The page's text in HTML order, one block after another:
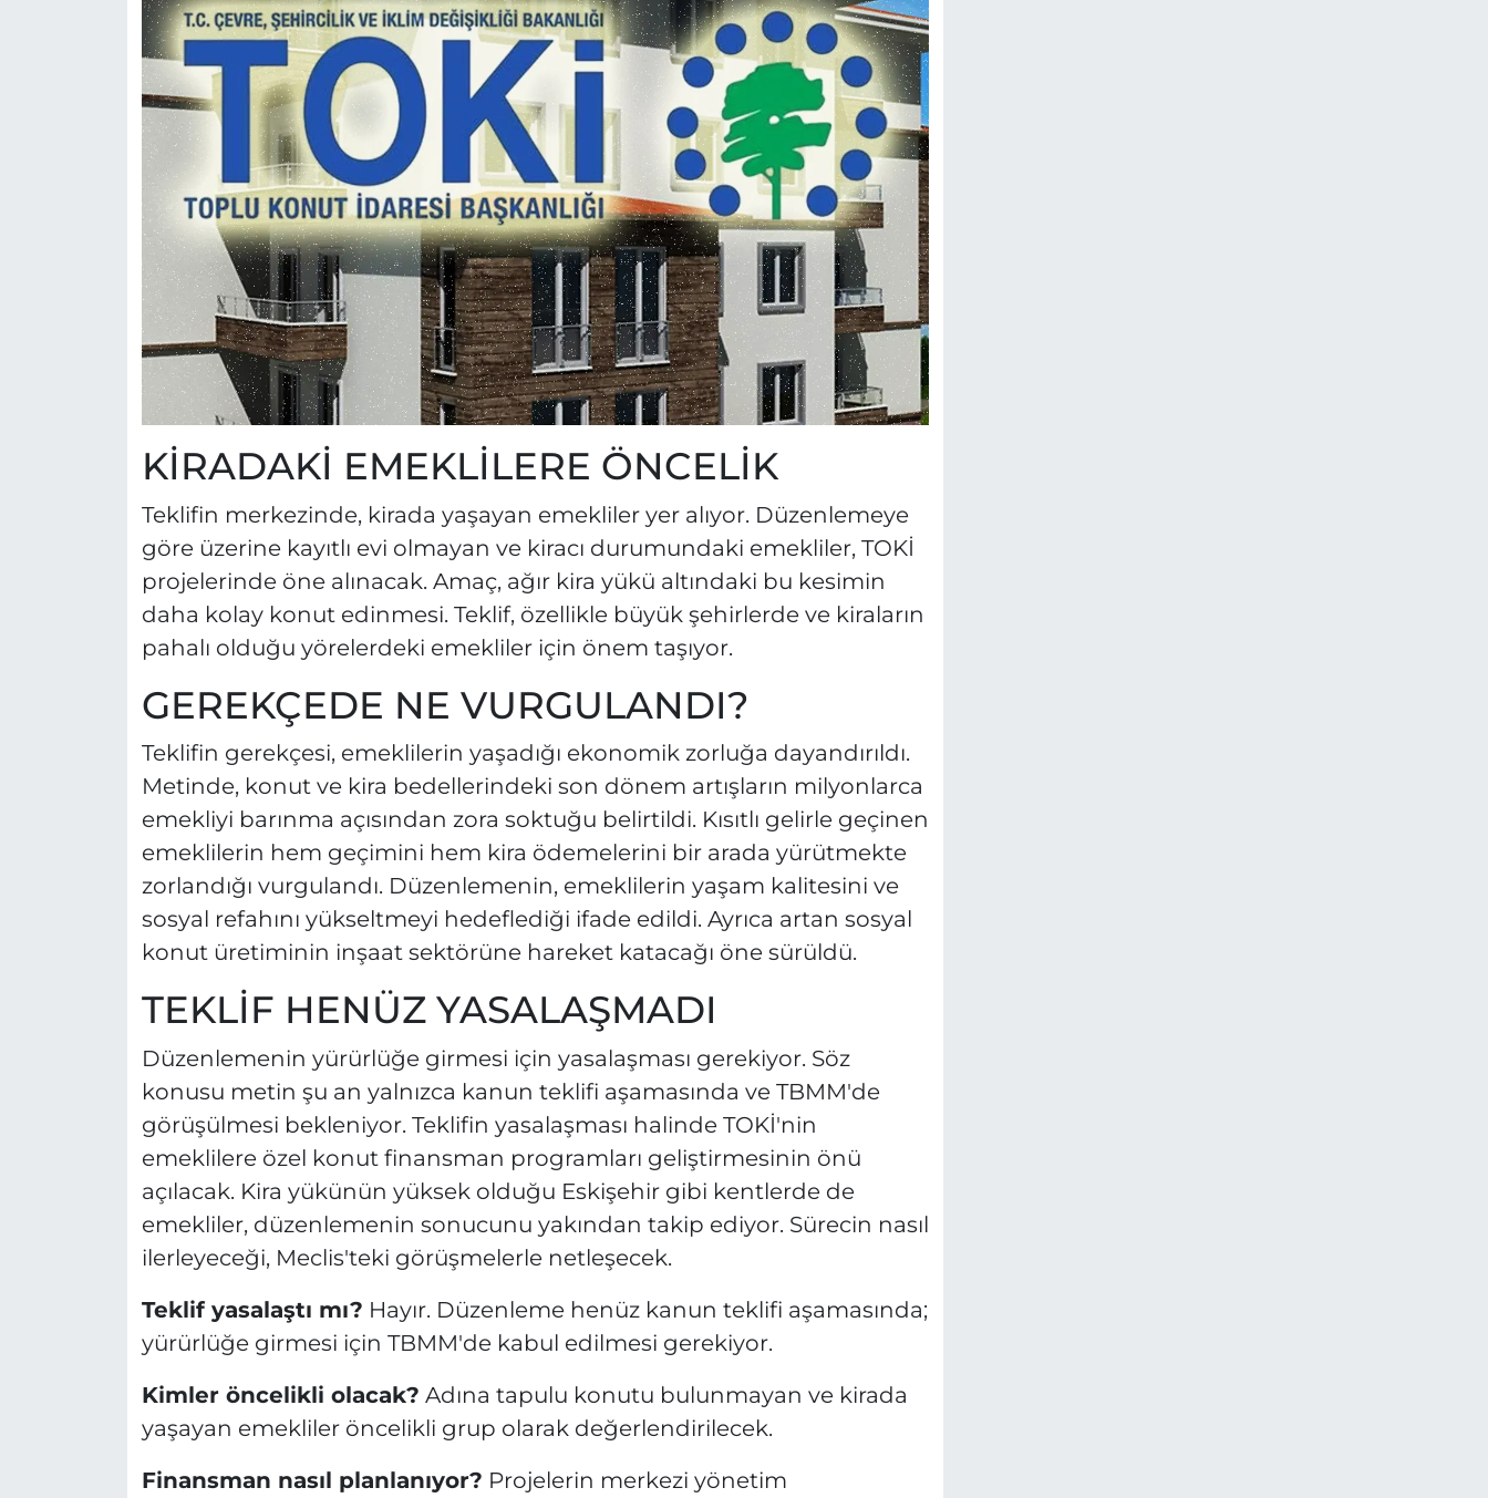
KİRADAKİ EMEKLİLERE ÖNCELİK
Teklifin merkezinde, kirada yaşayan emekliler yer alıyor. Düzenlemeye
göre üzerine kayıtlı evi olmayan ve kiracı durumundaki emekliler, TOKİ
projelerinde öne alınacak. Amaç, ağır kira yükü altındaki bu kesimin
daha kolay konut edinmesi. Teklif, özellikle büyük şehirlerde ve kiraların
pahalı olduğu yörelerdeki emekliler için önem taşıyor.
GEREKÇEDE NE VURGULANDI?
Teklifin gerekçesi, emeklilerin yaşadığı ekonomik zorluğa dayandırıldı.
Metinde, konut ve kira bedellerindeki son dönem artışların milyonlarca
emekliyi barınma açısından zora soktuğu belirtildi. Kısıtlı gelirle geçinen
emeklilerin hem geçimini hem kira ödemelerini bir arada yürütmekte
zorlandığı vurgulandı. Düzenlemenin, emeklilerin yaşam kalitesini ve
sosyal refahını yükseltmeyi hedeflediği ifade edildi. Ayrıca artan sosyal
konut üretiminin inşaat sektörüne hareket katacağı öne sürüldü.
TEKLİF HENÜZ YASALAŞMADI
Düzenlemenin yürürlüğe girmesi için yasalaşması gerekiyor. Söz
konusu metin şu an yalnızca kanun teklifi aşamasında ve TBMM'de
görüşülmesi bekleniyor. Teklifin yasalaşması halinde TOKİ'nin
emeklilere özel konut finansman programları geliştirmesinin önü
açılacak. Kira yükünün yüksek olduğu Eskişehir gibi kentlerde de
emekliler, düzenlemenin sonucunu yakından takip ediyor. Sürecin nasıl
ilerleyeceği, Meclis'teki görüşmelerle netleşecek.
Teklif yasalaştı mı? Hayır. Düzenleme henüz kanun teklifi aşamasında;
yürürlüğe girmesi için TBMM'de kabul edilmesi gerekiyor.
Kimler öncelikli olacak? Adına tapulu konutu bulunmayan ve kirada
yaşayan emekliler öncelikli grup olarak değerlendirilecek.
Finansman nasıl planlanıyor? Projelerin merkezi yönetim